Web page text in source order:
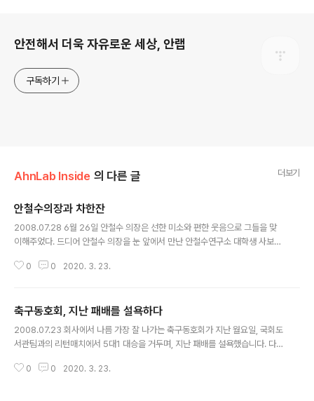
안전해서 더욱 자유로운 세상, 안랩
구독하기
AhnLab Inside 의 다른 글 더보기
안철수의장과 차한잔
2008.07.28 6월 26일 안철수 의장은 선한 미소와 편한 웃음으로 그들을 맞
이해주었다. 드디어 안철수 의장을 눈 앞에서 만난 안철수연구소 대학생 사보기
렇게 표현하였습니다. 캐추얼한 복장에, 얼굴은 더 동안인 안철수 의장을 중심
사이처럼 온정이 넘치는 한 시간이 빠르게 지나갔다. 뛰어난 천재, 혹은 워크홀
릭이라 생각한 그분에 대한 나만의 상상은 십분도 채 지나지 않아 깨졌다. 어떠
한 결과보다 과정을, 그리고 꾸준한 자기노력과 피나는 인내로 멋진 삶을 만들
0 0 2020. 3. 23.
축구동호회, 지난 패배를 설욕하다
2008.07.23 회사에서 나름 가장 잘 나가는 축구동호회가 지난 월요일, 국회도
서관팀과의 리턴매치에서 5대1 대승을 거두며, 지난 패배를 설욕했습니다. 다
18:30 ~ 20:30 장 소: 국회 내 인조잔디 경기장 상 대: 국회 도서관 팀 결 과: 5
0 0 2020. 3. 23.